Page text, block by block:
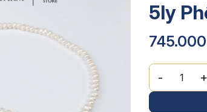
5ly
745.000
Chuỗi Vòng